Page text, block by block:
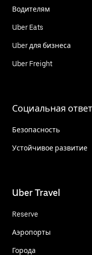
Водителям
Uber Eats
Uber для бизнеса
Uber Freight
Социальная
Безопасность
Устойчивое развитие
Uber Travel
Reserve
Аэропорты
Города